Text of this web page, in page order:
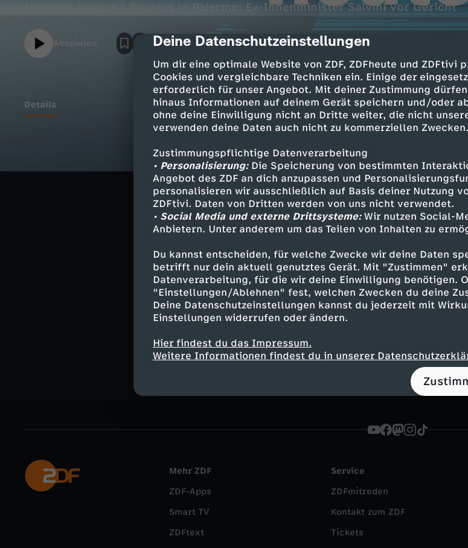
cmp-dialog-description
Deine Datenschutzeinstellungen
Um dir eine optimale Website von ZDF, ZDFheute und ZDFtivi
Cookies und vergleichbare Techniken ein. Einige der
erforderlich für unser Angebot. Mit deiner Zustimmung
hinaus Informationen auf deinem Gerät speichern und/oder
ohne deine Einwilligung nicht an Dritte weiter, die nicht
verwenden deine Daten auch nicht zu kommerziellen Zwecken.
Zustimmungspflichtige Datenverarbeitung
• Personalisierung:Die Speicherung von bestimmten
Angebot des ZDF an dich anzupassen und
personalisieren wir ausschließlich auf Basis deiner Nutzung
ZDFtivi. Daten von Dritten werden von uns nicht verwendet.
• Social Media und externe Drittsysteme:Wir nutzen Social-
Anbietern. Unter anderem um das Teilen von Inhalten zu
Du kannst entscheiden, für welche Zwecke wir deine Daten
betrifft nur dein aktuell genutztes Gerät. Mit "Zustimmen"
Datenverarbeitung, für die wir deine Einwilligung benötigen.
"Einstellungen/Ablehnen" fest, welchen Zwecken du deine
Deine Datenschutzeinstellungen kannst du jederzeit mit
Einstellungen widerrufen oder ändern.
Hier findest du das Impressum.
Weitere Informationen findest du in unserer
Macrons Besuch/ Prozess in Palermo: Ex-Innenminister Salvini vor Gericht
Abspielen
Details
Wirbelsturm auf Mayotte
Wütende Einwohner bei Macrons Besuch
Prozess in Palermo
Ex-Innenminister Salvini vor Gericht
Moderation:
Andreas Klinner
Ähnliche Inhalte entdecken
Mehr ZDF
ZDF-Apps
Smart TV
ZDFtext
Service
ZDFmitreden
Kontakt zum ZDF
Tickets